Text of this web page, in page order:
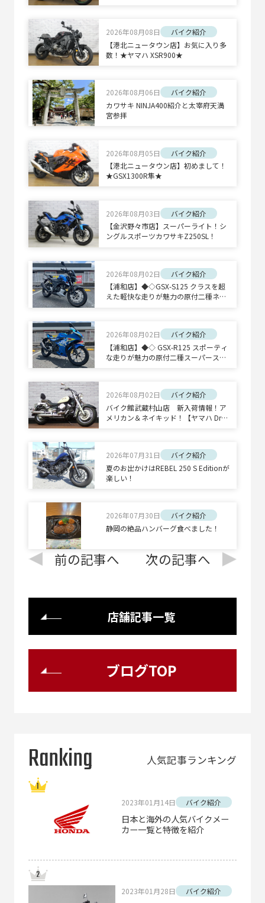
2026年08月08日
バイク紹介
【港北ニュータウン店】お気に入り多
数！★ヤマハ XSR900★
2026年08月06日
バイク紹介
カワサキ NINJA400紹介と太宰府天満
宮参拝
2026年08月05日
バイク紹介
【港北ニュータウン店】初めまして！
★GSX1300R隼★
2026年08月03日
バイク紹介
【金沢野々市店】スーパーライト！シ
ングルスポーツカワサキZ250SL！
2026年08月02日
バイク紹介
【浦和店】◆◇GSX-S125 クラスを超
えた軽快な走りが魅力の原付二種ネイ
2026年08月02日
バイク紹介
【浦和店】◆◇ GSX-R125 スポーティ
な走りが魅力の原付二種スーパースポ
2026年08月02日
バイク紹介
バイク館武蔵村山店 新入荷情報！ア
メリカン＆ネイキッド！【ヤマハ Drag
2026年07月31日
バイク紹介
夏のお出かけはREBEL 250 S Editionが
楽しい！
2026年07月30日
バイク紹介
静岡の絶品ハンバーグ食べました！
前の記事へ
店舗記事一覧
次の記事へ
ブログTOP
Ranking 人気記事ランキング
2023年01月14日 バイク紹介
日本と海外の人気バイクメー
カー一覧と特徴を紹介
2023年01月28日 バイク紹介